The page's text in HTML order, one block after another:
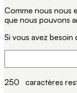
Comme nous nous
que nous pouvons
Si vous avez besoin
250 caractères